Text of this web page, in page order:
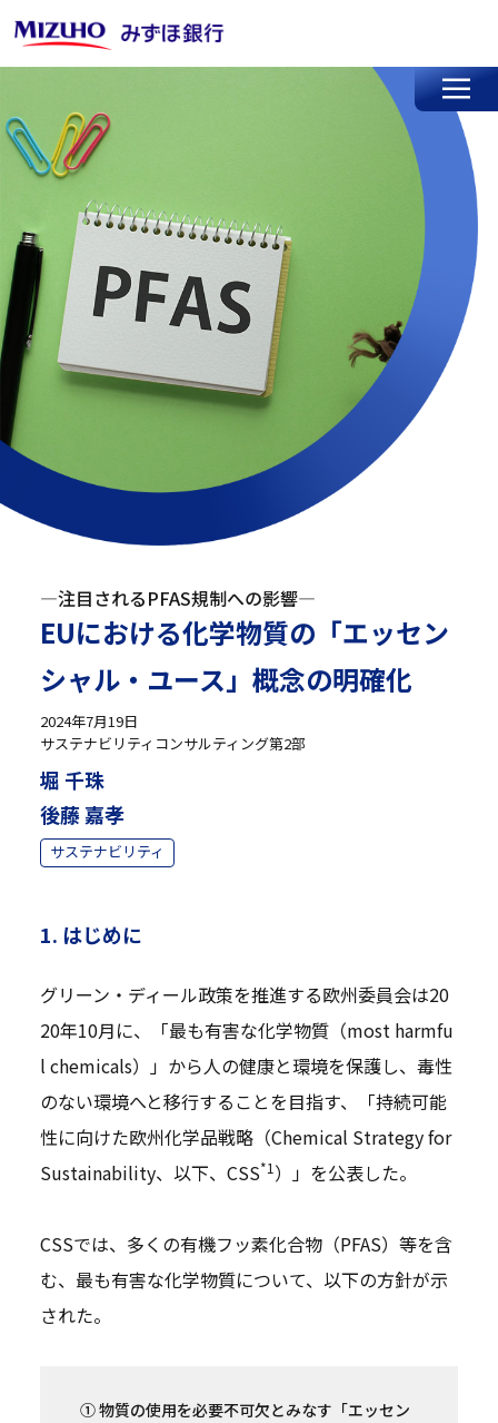
—注目されるPFAS規制への影響—
EUにおける化学物質の「エッセン
シャル・ユース」概念の明確化
2024年7月19日
サステナビリティコンサルティング第2部
堀 千珠
後藤 嘉孝
サステナビリティ
1. はじめに
グリーン・ディール政策を推進する欧州委員会は20
20年10月に、「最も有害な化学物質（most harmfu
l chemicals）」から人の健康と環境を保護し、毒性
のない環境へと移行することを目指す、「持続可能
性に向けた欧州化学品戦略（Chemical Strategy for
Sustainability、以下、CSS*1 ）」を公表した。
CSSでは、多くの有機フッ素化合物（PFAS）等を含
む、最も有害な化学物質について、以下の方針が示
された。
① 物質の使用を必要不可欠とみなす「エッセン